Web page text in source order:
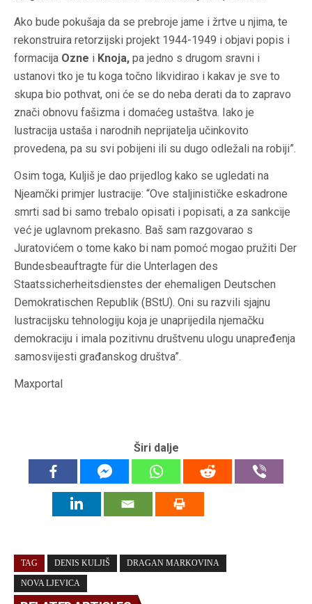
Ako bude pokušaja da se prebroje jame i žrtve u njima, te
rekonstruira retorzijski projekt 1944-1949 i objavi popis i
formacija Ozne i Knoja, pa jedno s drugom sravni i
ustanovi tko je tu koga točno likvidirao i kakav je sve to
skupa bio pothvat, oni će se do neba derati da to zapravo
znači obnovu fašizma i domaćeg ustaštva. Iako je
lustracija ustaša i narodnih neprijatelja učinkovito
provedena, pa su svi pobijeni ili su dugo odležali na robiji”.
Osim toga, Kuljiš je dao prijedlog kako se ugledati na
Njeamčki primjer lustracije: “Ove staljinističke eskadrone
smrti sad bi samo trebalo opisati i popisati, a za sankcije
već je uglavnom prekasno. Baš sam razgovarao s
Juratovićem o tome kako bi nam pomoć mogao pružiti Der
Bundesbeauftragte für die Unterlagen des
Staatssicherheitsdienstes der ehemaligen Deutschen
Demokratischen Republik (BStU). Oni su razvili sjajnu
lustracijsku tehnologiju koja je unaprijedila njemačku
demokraciju i imala pozitivnu društvenu ulogu unapređenja
samosvijesti građanskog društva”.
Maxportal
Širi dalje
TAG DENIS KULJIŠ DRAGAN MARKOVINA
NOVA LJEVICA